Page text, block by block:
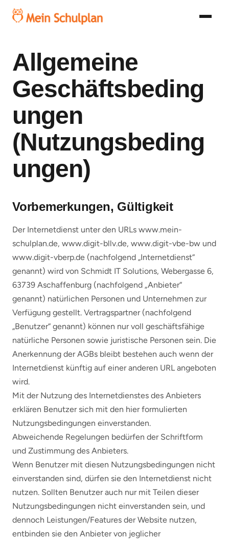
Allgemeine
Geschäftsbeding
ungen
(Nutzungsbeding
ungen)
Vorbemerkungen, Gültigkeit
Der Internetdienst unter den URLs www.mein-
schulplan.de, www.digit-bllv.de, www.digit-vbe-bw und
www.digit-vberp.de (nachfolgend „Internetdienst“
genannt) wird von Schmidt IT Solutions, Webergasse 6,
63739 Aschaffenburg (nachfolgend „Anbieter“
genannt) natürlichen Personen und Unternehmen zur
Verfügung gestellt. Vertragspartner (nachfolgend
„Benutzer“ genannt) können nur voll geschäftsfähige
natürliche Personen sowie juristische Personen sein. Die
Anerkennung der AGBs bleibt bestehen auch wenn der
Internetdienst künftig auf einer anderen URL angeboten
wird.
Mit der Nutzung des Internetdienstes des Anbieters
erklären Benutzer sich mit den hier formulierten
Nutzungsbedingungen einverstanden.
Abweichende Regelungen bedürfen der Schriftform
und Zustimmung des Anbieters.
Wenn Benutzer mit diesen Nutzungsbedingungen nicht
einverstanden sind, dürfen sie den Internetdienst nicht
nutzen. Sollten Benutzer auch nur mit Teilen dieser
Nutzungsbedingungen nicht einverstanden sein, und
dennoch Leistungen/Features der Website nutzen,
entbinden sie den Anbieter von jeglicher